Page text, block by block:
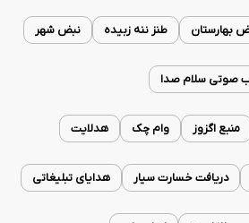
بهارستان طنز ننه زبیده نبض شهر
صوتی سلام صدا
منبع اگزوز وام چک هدلایت
دریافت خسارت سیار هدایای تبلیغاتی